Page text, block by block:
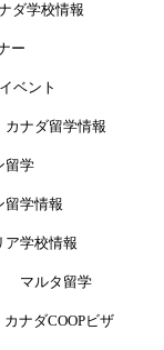
ダ学校情報
ー
イベント
カナダ留学情報
留学
留学情報
ア学校情報
マルタ留学
カナダCOOPビザ